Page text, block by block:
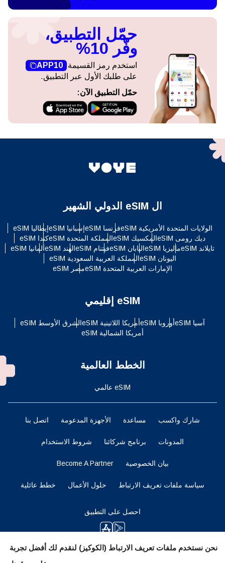
حمّل التطبيق،
وفّر 10%
استخدم رمز القسيمة
APP10
على طلبك الأول عبر التطبيق.
حمّل التطبيق الآن:
ال eSIM الدولي الشهير
الولايات المتحدة الأمريكية eSIM فرنسا eSIM إسبانيا eSIM
إيطاليا eSIM
ديك رومى eSIM
المكسيك eSIM المملكة المتحدة eSIM
كندا eSIM
تايلاند eSIM
ماليزيا eSIM اليابان eSIM فيتنام eSIM الهند eSIM
ألمانيا eSIM
اليونان eSIM
المملكة العربية السعودية eSIM
الإمارات العربية المتحدة eSIM
مصر eSIM
eSIM إقليمي
آسيا eSIM أوروبا eSIM أمريكا اللاتينية eSIM
الشرق الأوسط eSIM
أمريكا الشمالية eSIM
الخطط العالمية
eSIM عالمي
شارك واكسب مساعدة الأجهزة المدعومة اتصل بنا
المدونات برنامج شركائنا شروط الاستخدام
بيان الخصوصية Become A Partner
سياسة ملفات تعريف الارتباط حلول الأعمال خطط عائلية
احصل على التطبيق
نحن نستخدم ملفات تعريف الارتباط (الكوكيز) لنقدم لك أفضل تجربة